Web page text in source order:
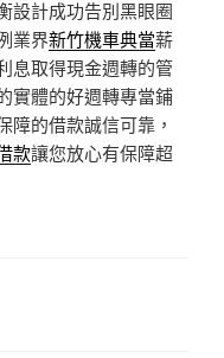
設計成功告別黑眼圈
業界新竹機車典當薪
息取得現金週轉的管
實體的好週轉專當鋪
障的借款誠信可靠，
款讓您放心有保障超